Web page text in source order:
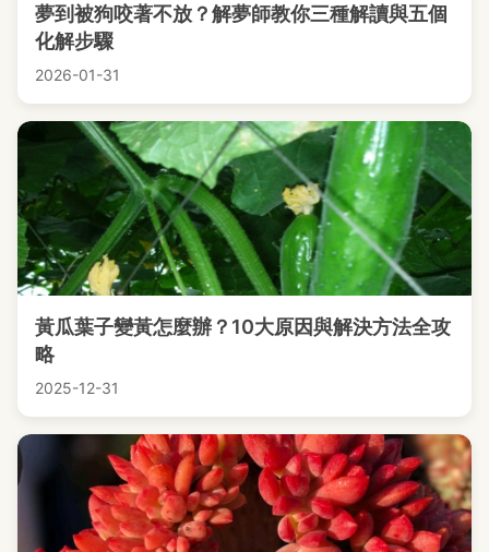
夢到被狗咬著不放？解夢師教你三種解讀與五個
化解步驟
2026-01-31
黃瓜葉子變黃怎麼辦？10大原因與解決方法全攻
略
2025-12-31